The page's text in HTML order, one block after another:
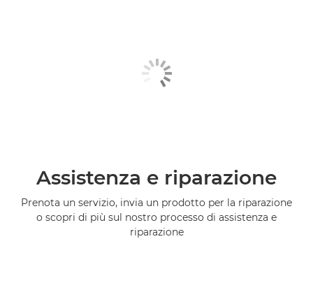
Assistenza e riparazione
Prenota un servizio, invia un prodotto per la riparazione
o scopri di più sul nostro processo di assistenza e
riparazione